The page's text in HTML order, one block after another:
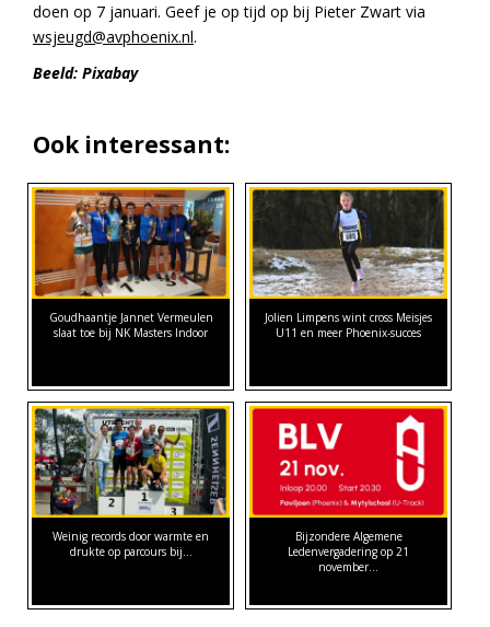
doen op 7 januari. Geef je op tijd op bij Pieter Zwart via
wsjeugd@avphoenix.nl.
Beeld: Pixabay
Ook interessant:
Goudhaantje Jannet Vermeulen
slaat toe bij NK Masters Indoor
Jolien Limpens wint cross Meisjes
U11 en meer Phoenix-succes
Weinig records door warmte en
drukte op parcours bij…
Bijzondere Algemene
Ledenvergadering op 21
november…